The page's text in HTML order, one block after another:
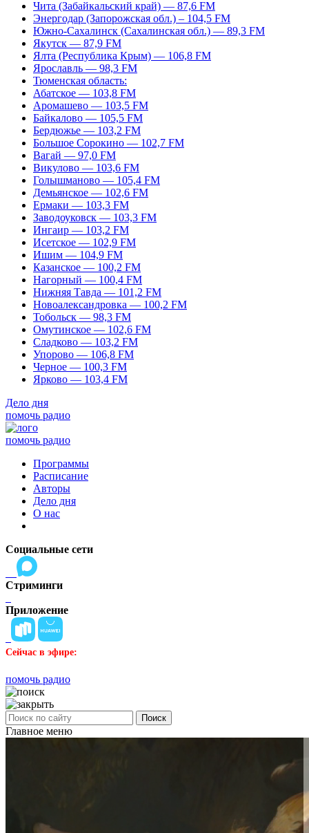
Чита (Забайкальский край) — 87,6 FM
Энергодар (Запорожская обл.) – 104,5 FM
Южно-Сахалинск (Сахалинская обл.) — 89,3 FM
Якутск — 87,9 FM
Ялта (Республика Крым) — 106,8 FM
Ярославль — 98,3 FM
Тюменская область:
Абатское — 103,8 FM
Аромашево — 103,5 FM
Байкалово — 105,5 FM
Бердюжье — 103,2 FM
Большое Сорокино — 102,7 FM
Вагай — 97,0 FM
Викулово — 103,6 FM
Голышманово — 105,4 FM
Демьянское — 102,6 FM
Ермаки — 103,3 FM
Заводоуковск — 103,3 FM
Ингаир — 103,2 FM
Исетское — 102,9 FM
Ишим — 104,9 FM
Казанское — 100,2 FM
Нагорный — 100,4 FM
Нижняя Тавда — 101,2 FM
Новоалександровка — 100,2 FM
Тобольск — 98,3 FM
Омутинское — 102,6 FM
Сладково — 103,2 FM
Упорово — 106,8 FM
Черное — 100,3 FM
Ярково — 103,4 FM
Дело дня
помочь радио
помочь радио
Программы
Расписание
Авторы
Дело дня
О нас
Социальные сети
Стриминги
Приложение
Сейчас в эфире:
помочь радио
Поиск
Главное меню